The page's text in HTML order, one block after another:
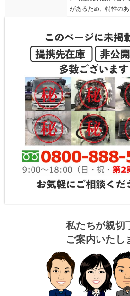
があるため、特性のあ
私たちが親切
ご案内いたし